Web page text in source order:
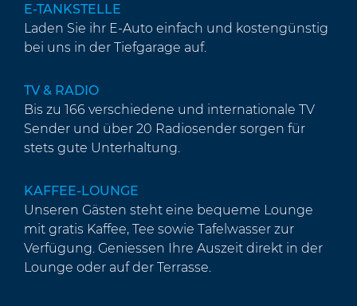
E-TANKSTELLE
Laden Sie ihr E-Auto einfach und kostengünstig
bei uns in der Tiefgarage auf.
TV & RADIO
Bis zu 166 verschiedene und internationale TV
Sender und über 20 Radiosender sorgen für
stets gute Unterhaltung.
KAFFEE-LOUNGE
Unseren Gästen steht eine bequeme Lounge
mit gratis Kaffee, Tee sowie Tafelwasser zur
Verfügung. Geniessen Ihre Auszeit direkt in der
Lounge oder auf der Terrasse.